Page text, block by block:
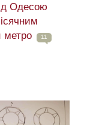
Одесою
метро
11